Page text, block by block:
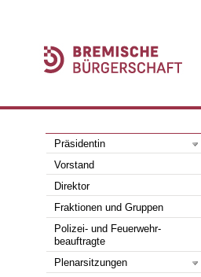
Präsidentin
Vorstand
Direktor
Fraktionen und Gruppen
Polizei- und Feuerwehr-
beauftragte
Plenarsitzungen